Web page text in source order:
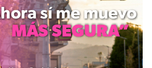
se difundirá públicamente en los
lo que exhortó a la población
al pendiente de los medios de
de la administración estatal para
y requisitos complementarios del